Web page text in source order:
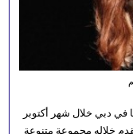
في دبي خلال شهر أكتوبر
غنائيًا يوم 2 أكتوبر، وتقدم خلاله مجموعة متنوعة